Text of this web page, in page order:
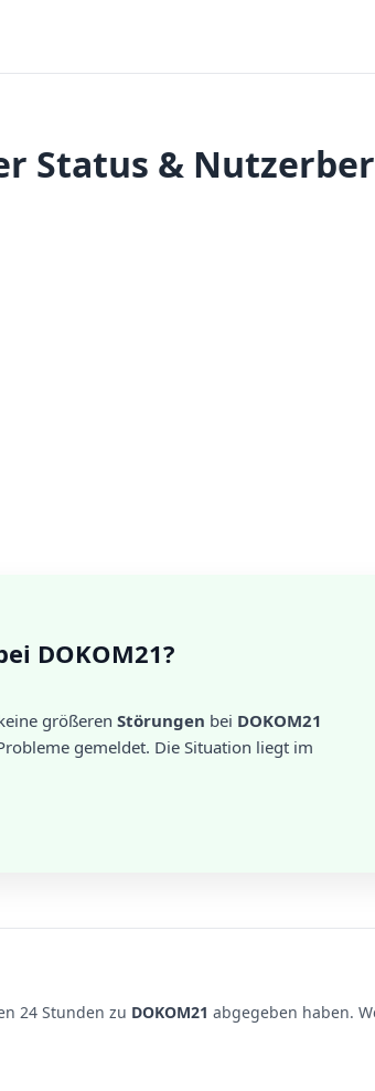
Status &
DOKOM21?
größeren Störungen bei DOKOM21
gemeldet. Die Situation liegt im
24 Stunden zu DOKOM21 abgegeben haben.